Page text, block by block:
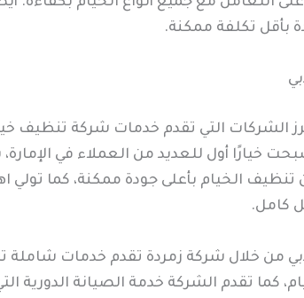
بأقل تكلفة ممكنة.
الشركات التي تقدم خدمات شركة تنظيف
خيارًا أول للعديد من العملاء في
الخيام بأعلى جودة ممكنة، كما تولي
كامل.
من خلال شركة زمردة تقدم خدمات شاملة
كما تقدم الشركة خدمة الصيانة